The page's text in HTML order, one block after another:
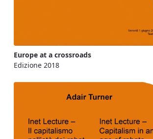
Europe at a crossroads
Edizione 2018